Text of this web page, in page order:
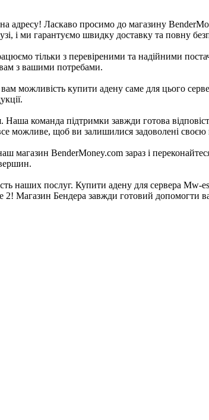
адресу! Ласкаво просимо до магазину
і ми гарантуємо швидку доставку та повну
тільки з перевіреними та надійними
вам з вашими потребами.
можливість купити адену саме для цього
команда підтримки завжди готова
можливе, щоб ви залишилися задоволені
магазин BenderMoney.com зараз і
наших послуг. Купити адену для сервера Mw-
2! Магазин Бендера завжди готовий допомогти